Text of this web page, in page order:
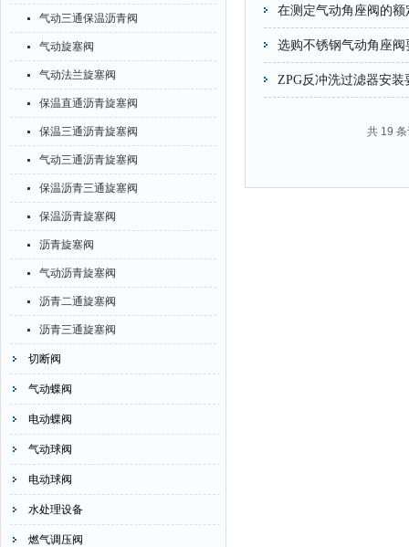
气动三通保温沥青阀
气动旋塞阀
气动法兰旋塞阀
保温直通沥青旋塞阀
保温三通沥青旋塞阀
气动三通沥青旋塞阀
保温沥青三通旋塞阀
保温沥青旋塞阀
沥青旋塞阀
气动沥青旋塞阀
沥青二通旋塞阀
沥青三通旋塞阀
切断阀
气动蝶阀
电动蝶阀
气动球阀
电动球阀
水处理设备
燃气调压阀
在测定气动角座阀的
选购不锈钢气动角座
ZPG反冲洗过滤器安
共 19